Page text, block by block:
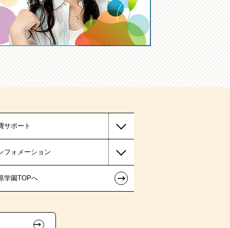
サポート
フォメーション
学園TOPへ ←